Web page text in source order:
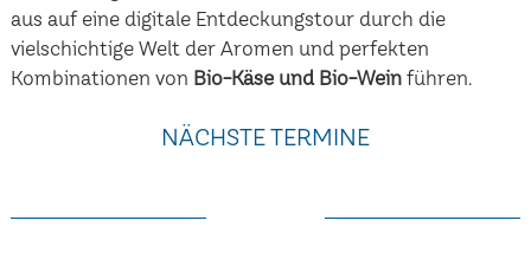
aus auf eine digitale Entdeckungstour durch die
vielschichtige Welt der Aromen und perfekten
Kombinationen von Bio-Käse und Bio-Weinführen.
NÄCHSTE TERMINE